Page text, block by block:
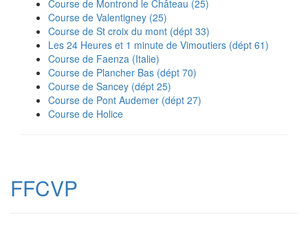
Course de Montrond le Château (25)
Course de Valentigney (25)
Course de St croix du mont (dépt 33)
Les 24 Heures et 1 minute de Vimoutiers (dépt 61)
Course de Faenza (Italie)
Course de Plancher Bas (dépt 70)
Course de Sancey (dépt 25)
Course de Pont Audemer (dépt 27)
Course de Holice
FFCVP